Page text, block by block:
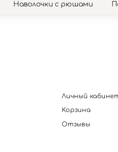
Наволочки с рюшами
Личный
Корзина
Отзывы